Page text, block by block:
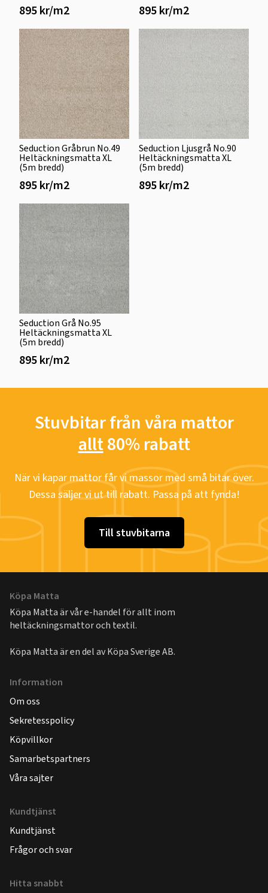
895 kr/m2 895 kr/m2
Seduction Gråbrun No.49
Heltäckningsmatta XL
(5m bredd)
895 kr/m2
Seduction Ljusgrå No.90
Heltäckningsmatta XL
(5m bredd)
895 kr/m2
Seduction Grå No.95
Heltäckningsmatta XL
(5m bredd)
895 kr/m2
Stuvbitar från våra mattor
allt80% rabatt
När vi kapar mattor får vi massor med små bitar över.
Dessa säljer vi ut till rabatt. Passa på att fynda!
Till stuvbitarna
Köpa Matta
Köpa Matta är vår e-handel för allt inom
heltäckningsmattor och textil.
Köpa Matta är en del avKöpa Sverige AB.
Information
Om oss
Sekretesspolicy
Köpvillkor
Samarbetspartners
Våra sajter
Kundtjänst
Kundtjänst
Frågor och svar
Hitta snabbt